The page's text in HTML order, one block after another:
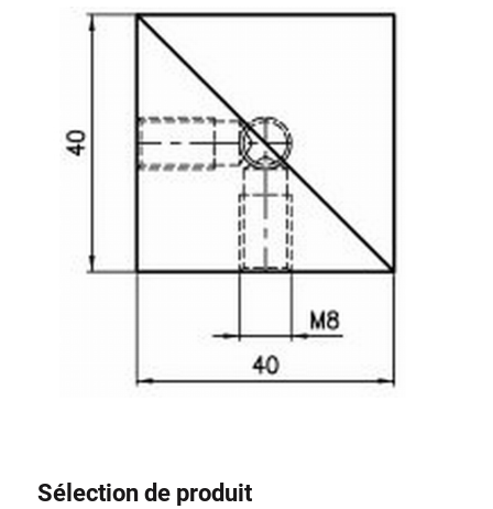
Système de transrouler
Sélection de produit